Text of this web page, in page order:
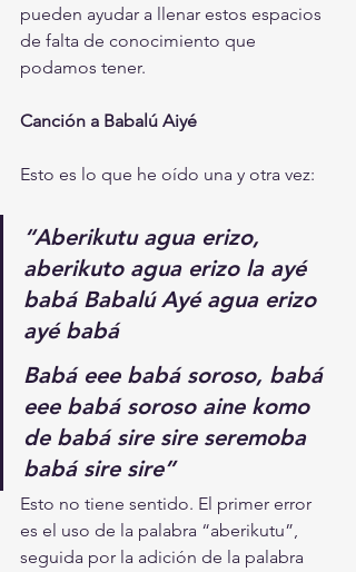
pueden ayudar a llenar estos espacios
de falta de conocimiento que
podamos tener.
Canción a Babalú Aiyé
Esto es lo que he oído una y otra vez:
“Aberikutu agua erizo,
aberikuto agua erizo la ayé
babá Babalú Ayé agua erizo
ayé babá
Babá eee babá soroso, babá
eee babá soroso aine komo
de babá sire sire seremoba
babá sire sire”
Esto no tiene sentido. El primer error
es el uso de la palabra “aberikutu”,
seguida por la adición de la palabra